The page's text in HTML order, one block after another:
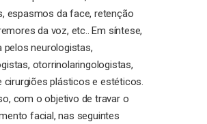
espasmos da face, retenção
da voz, etc.. Em síntese,
pelos neurologistas,
otorrinolaringologistas,
cirurgiões plásticos e estéticos.
com o objetivo de travar o
facial, nas seguintes